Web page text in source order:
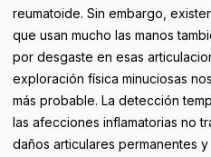
reumatoide. Sin embargo,
que usan mucho las manos
por desgaste en esas
exploración física minuciosas
más probable. La detección
las afecciones inflamatorias no
daños articulares permanentes